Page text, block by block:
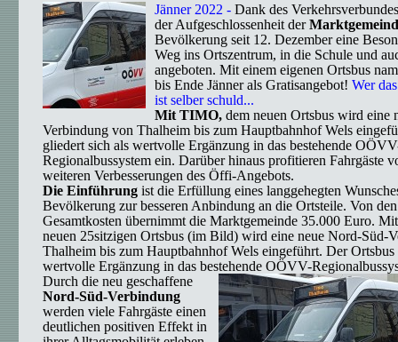
Jänner 2022 - Dank des
der Aufgeschlossenheit der
Bevölkerung seit 12. Dezember eine
Weg ins Ortszentrum, in die Schule und
angeboten. Mit einem eigenen Ortsbus
bis Ende Jänner als Gratisangebot! Wer
ist selber schuld...
Mit TIMO, dem neuen Ortsbus wird eine
Verbindung von Thalheim bis zum Hauptbahnhof Wels
gliedert sich als wertvolle Ergänzung in das bestehende
Regionalbussystem ein. Darüber hinaus profitieren Fahrgäste
weiteren Verbesserungen des Öffi-Angebots.
Die Einführung ist die Erfüllung eines langgehegten
Bevölkerung zur besseren Anbindung an die Ortsteile. Von
Gesamtkosten übernimmt die Marktgemeinde 35.000 Euro.
neuen 25sitzigen Ortsbus (im Bild) wird eine neue Nord-Süd-
Thalheim bis zum Hauptbahnhof Wels eingeführt. Der Ortsbus
wertvolle Ergänzung in das bestehende OÖVV-
Durch die neu geschaffene
Nord-Süd-Verbindung
werden viele Fahrgäste einen
deutlichen positiven Effekt in